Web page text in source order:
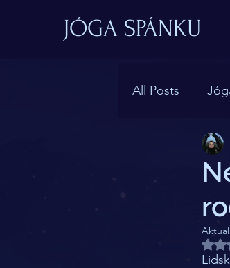
JÓGA SPÁNKU
All Posts